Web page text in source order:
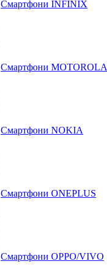
Смартфони INFINIX
Смартфони MOTOROLA
Смартфони NOKIA
Смартфони ONEPLUS
Смартфони OPPO/VIVO